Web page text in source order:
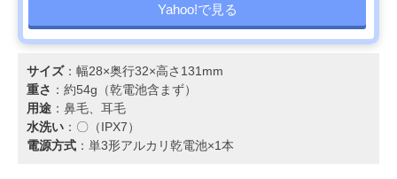
Yahoo!で見る
サイズ：幅28×奥行32×高さ131mm
重さ ：約54g（乾電池含まず）
用途 ：鼻毛、耳毛
水洗い ：〇（IPX7）
電源方式 ：単3形アルカリ乾電池×1本